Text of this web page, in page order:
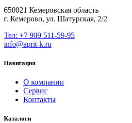
650021 Кемеровская область
г. Кемерово, ул. Шатурская, 2/2
Тел: +7 909 511-59-95
info@aprit-k.ru
Навигация
О компании
Сервис
Контакты
Каталоги